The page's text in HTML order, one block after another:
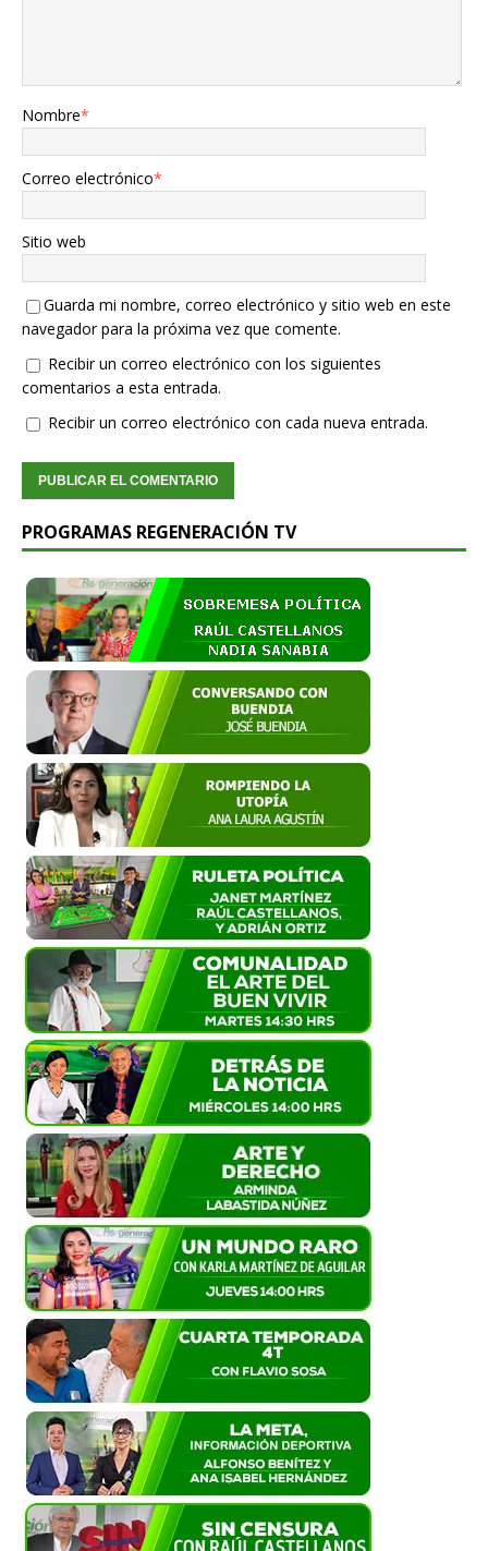
Nombre*
Correo electrónico*
Sitio web
Guarda mi nombre, correo electrónico y sitio web en este
navegador para la próxima vez que comente.
Recibir un correo electrónico con los siguientes
comentarios a esta entrada.
Recibir un correo electrónico con cada nueva entrada.
PROGRAMAS REGENERACIÓN TV